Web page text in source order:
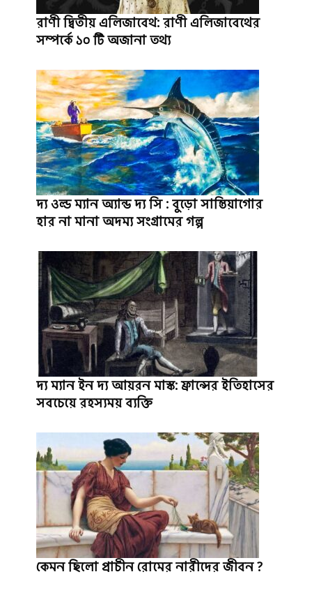
রাণী দ্বিতীয় এলিজাবেথ: রাণী এলিজাবেথের
সম্পর্কে ১০ টি অজানা তথ্য
দ্য ওল্ড ম্যান অ্যান্ড দ্য সি : বুড়ো সান্তিয়াগোর
হার না মানা অদম্য সংগ্রামের গল্প
দ্য ম্যান ইন দ্য আয়রন মাস্ক: ফ্রান্সের ইতিহাসের
সবচেয়ে রহস্যময় ব্যক্তি
কেমন ছিলো প্রাচীন রোমের নারীদের জীবন ?